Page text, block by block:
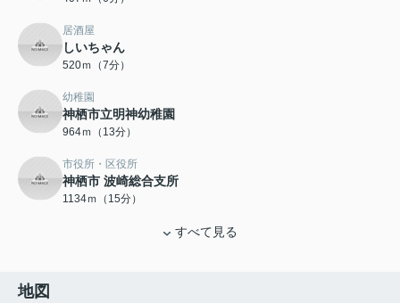
居酒屋
しいちゃん
520ｍ（7分）
幼稚園
神栖市立明神幼稚園
964ｍ（13分）
市役所・区役所
神栖市 波崎総合支所
1134ｍ（15分）
すべて見る
地図